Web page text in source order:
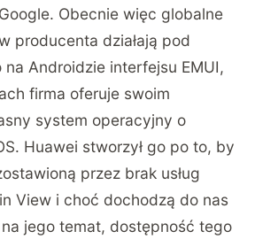
Obecnie więc globalne
producenta działają pod
Androidzie interfejsu EMUI,
firma oferuje swoim
system operacyjny o
Huawei stworzył go po to, by
przez brak usług
View i choć dochodzą do nas
jego temat, dostępność tego